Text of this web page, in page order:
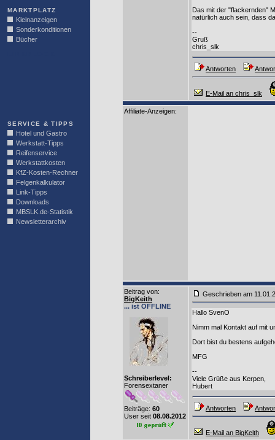
MARKTPLATZ
Kleinanzeigen
Sonderkonditionen
Bücher
SERVICE & TIPPS
Hotel und Gastro
Werkstatt-Tipps
Reifenservice
Werkstattkosten
KfZ-Kosten-Rechner
Felgenkalkulator
Link-Tipps
Downloads
MBSLK.de-Statistik
Newsletterarchiv
Das mit der "flackernden"
natürlich auch sein, dass
--
Gruß
chris_slk
Antworten
E-Mail an chris_slk
Affiliate-Anzeigen:
Beitrag von:
BigKeith
... ist OFFLINE
Schreiberlevel:
Forensextaner
Beiträge: 60
User seit 08.08.2012
Geschrieben am
Hallo SvenO
Nimm mal Kontakt auf mit
Dort bist du bestens
MFG
--
Viele Grüße aus Kerpen,
Hubert
Antworten
E-Mail an BigKeith